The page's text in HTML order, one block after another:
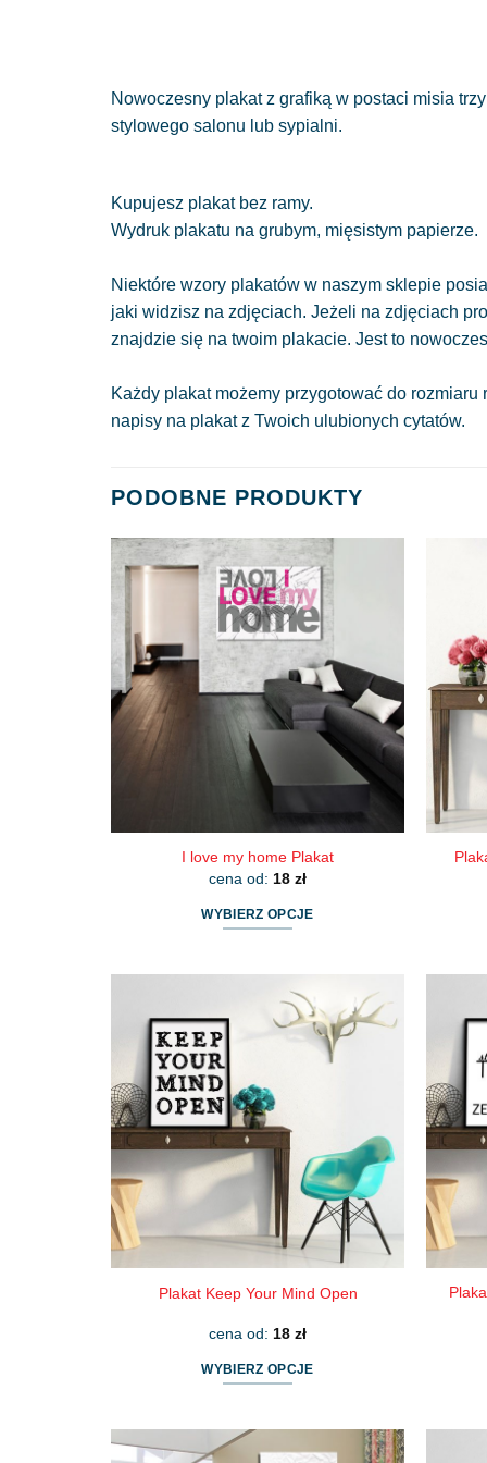
Nowoczesny plakat z grafiką w postaci misia
stylowego salonu lub sypialni.
Kupujesz plakat bez ramy.
Wydruk plakatu na grubym, mięsistym papierze.
Niektóre wzory plakatów w naszym sklepie
jaki widzisz na zdjęciach. Jeżeli na zdjęciach
znajdzie się na twoim plakacie. Jest to
Każdy plakat możemy przygotować do
napisy na plakat z Twoich ulubionych cytatów.
PODOBNE PRODUKTY
I love my home Plakat
cena od: 18 zł
WYBIERZ OPCJE
wiele
wariantów.
można
wybrać
stronie
produktu
Plakat Keep Your Mind Open
cena od: 18 zł
WYBIERZ OPCJE